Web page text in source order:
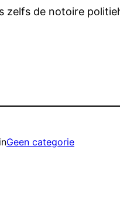
zelfs de notoire
inGeen categorie